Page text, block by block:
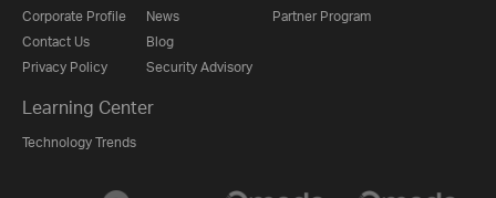
Corporate Profile
Contact Us
Privacy Policy
News
Blog
Security Advisory
Partner Program
Learning Center
Technology Trends